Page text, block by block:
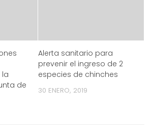
de
Alerta sanitario para
prevenir el ingreso de 2
especies de chinches
30 ENERO, 2019